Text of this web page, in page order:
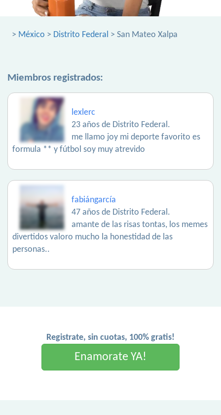
> México > Distrito Federal > San Mateo Xalpa
Miembros registrados:
lexlerc
23 años de Distrito Federal.
me llamo joy mi deporte favorito es
formula ** y fútbol soy muy atrevido
fabiángarcía
47 años de Distrito Federal.
amante de las risas tontas, los memes
divertidos valoro mucho la honestidad de las
personas..
Registrate, sin cuotas, 100% gratis!
Enamorate YA!